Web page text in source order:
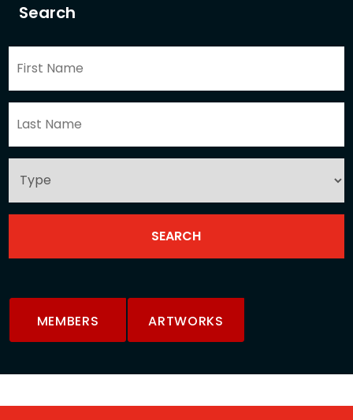
Search
MEMBERS ARTWORKS